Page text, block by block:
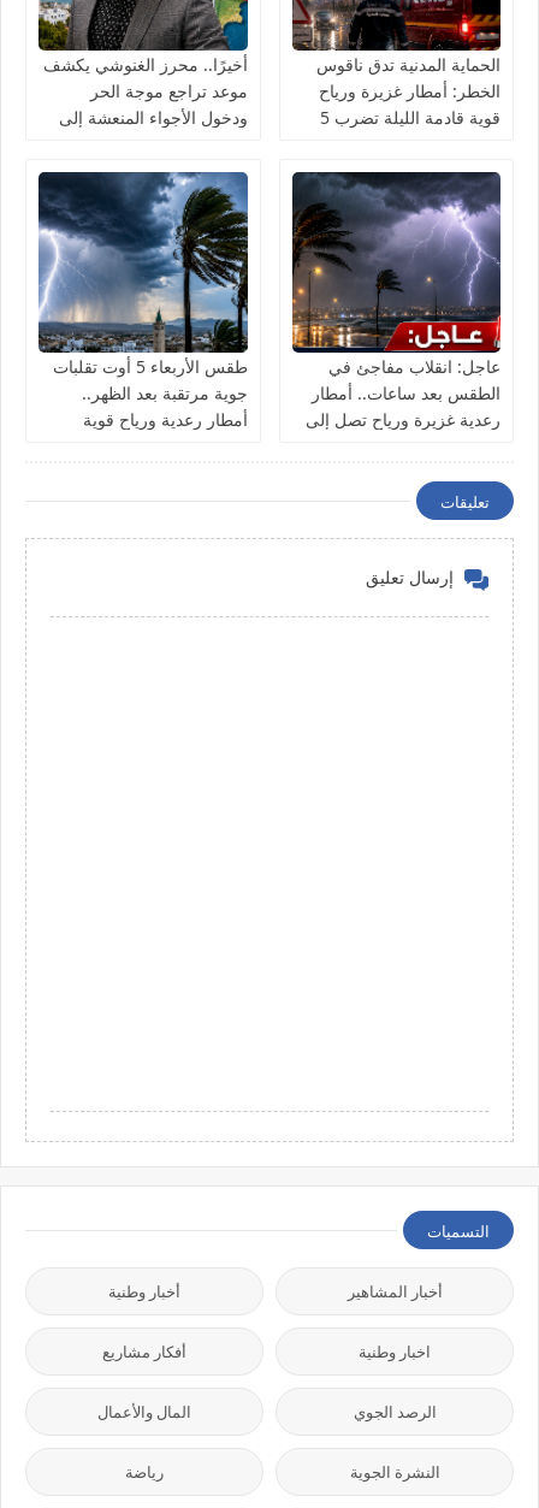
الحماية المدنية تدق ناقوس
الخطر: أمطار غزيرة ورياح
قوية قادمة الليلة تضرب 5
أخيرًا.. محرز الغنوشي يكشف
موعد تراجع موجة الحر
ودخول الأجواء المنعشة إلى
عاجل: انقلاب مفاجئ في
الطقس بعد ساعات.. أمطار
رعدية غزيرة ورياح تصل إلى
طقس الأربعاء 5 أوت تقلبات
جوية مرتقبة بعد الظهر..
أمطار رعدية ورياح قوية
تعليقات
إرسال تعليق
التسميات
أخبار المشاهير أخبار وطنية
اخبار وطنية أفكار مشاريع
الرصد الجوي المال والأعمال
النشرة الجوية رياضة